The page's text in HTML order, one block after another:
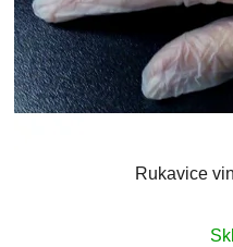
Rukavice